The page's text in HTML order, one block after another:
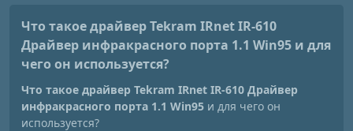
Что такое драйвер Tekram IRnet IR-610
Драйвер инфракрасного порта 1.1 Win95 и для
чего он используется?
Что такое драйвер Tekram IRnet IR-610 Драйвер
инфракрасного порта 1.1 Win95 и для чего он
используется?